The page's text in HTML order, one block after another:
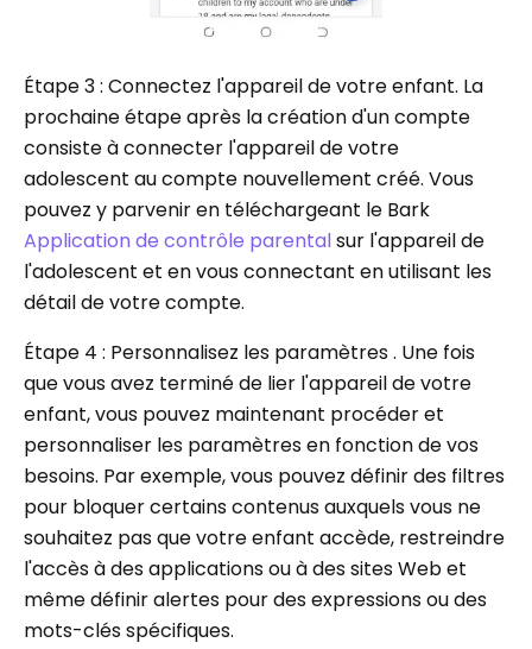
Étape 3 : Connectez l'appareil de votre enfant. La
prochaine étape après la création d'un compte
consiste à connecter l'appareil de votre
adolescent au compte nouvellement créé. Vous
pouvez y parvenir en téléchargeant le Bark
Application de contrôle parentalsur l'appareil de
l'adolescent et en vous connectant en utilisant les
détail de votre compte.
Étape 4 : Personnalisez les paramètres . Une fois
que vous avez terminé de lier l'appareil de votre
enfant, vous pouvez maintenant procéder et
personnaliser les paramètres en fonction de vos
besoins. Par exemple, vous pouvez définir des filtres
pour bloquer certains contenus auxquels vous ne
souhaitez pas que votre enfant accède, restreindre
l'accès à des applications ou à des sites Web et
même définir alertes pour des expressions ou des
mots-clés spécifiques.